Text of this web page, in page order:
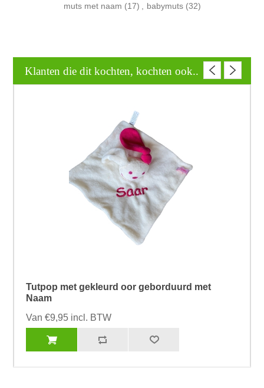
muts met naam (17) babymuts (32)
Klanten die dit kochten, kochten ook..
Tutpop met gekleurd oor geborduurd met
Naam
Van €9,95 incl. BTW